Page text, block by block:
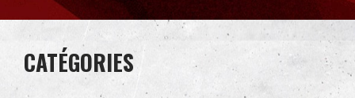
CATÉGORIES